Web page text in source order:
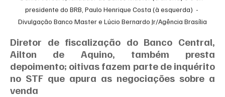
presidente do BRB, Paulo Henrique Costa (à esquerda)  -
Divulgação Banco Master e Lúcio Bernardo Jr/Agência Brasília
Diretor de fiscalização do Banco Central,
Ailton de Aquino, também presta
depoimento; oitivas fazem parte de inquérito
no STF que apura as negociações sobre a
venda